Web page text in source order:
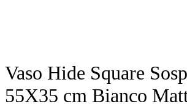
Vaso Hide Square
55X35 cm Bianco